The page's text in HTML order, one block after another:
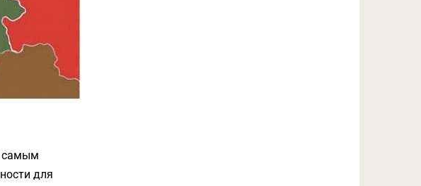
самым
для